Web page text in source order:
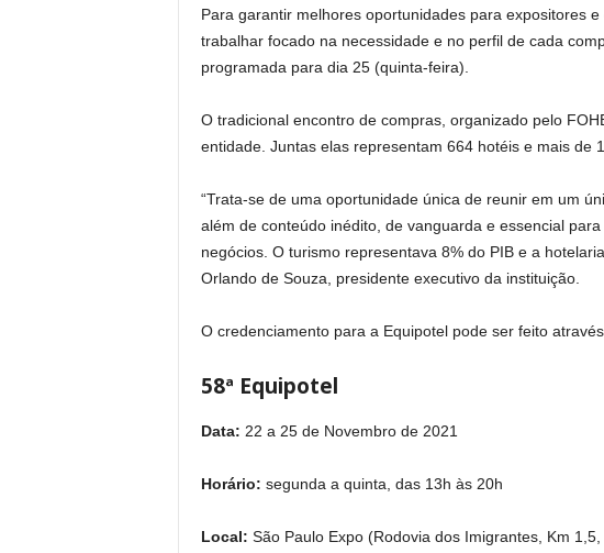
Para garantir melhores oportunidades para expositores
trabalhar focado na necessidade e no perfil de cada
programada para dia 25 (quinta-feira).
O tradicional encontro de compras, organizado pelo
entidade. Juntas elas representam 664 hotéis e mais de
“Trata-se de uma oportunidade única de reunir em um
além de conteúdo inédito, de vanguarda e essencial
negócios. O turismo representava 8% do PIB e a
Orlando de Souza, presidente executivo da instituição.
O credenciamento para a Equipotel pode ser feito
58ª Equipotel
Data: 22 a 25 de Novembro de 2021
Horário: segunda a quinta, das 13h às 20h
Local: São Paulo Expo (Rodovia dos Imigrantes, Km